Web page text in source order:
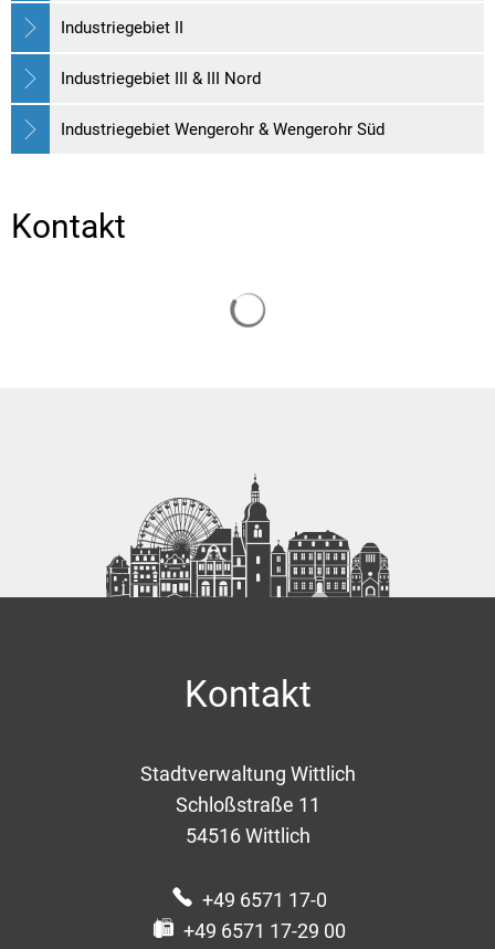
Industriegebiet II
Industriegebiet III & III Nord
Industriegebiet Wengerohr & Wengerohr Süd
Kontakt
Kontakt
Stadtverwaltung Wittlich
Schloßstraße 11
54516 Wittlich
+49 6571 17-0
+49 6571 17-29 00